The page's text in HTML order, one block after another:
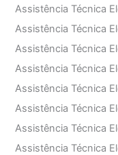
Assistência Técnica
Assistência Técnica
Assistência Técnica
Assistência Técnica
Assistência Técnica
Assistência Técnica
Assistência Técnica
Assistência Técnica